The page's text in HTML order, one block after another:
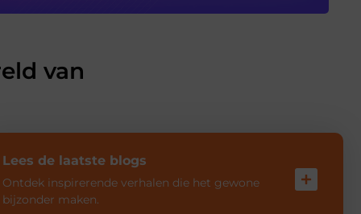
van
Lees de laatste blogs
Ontdek inspirerende verhalen die het gewone
bijzonder maken.